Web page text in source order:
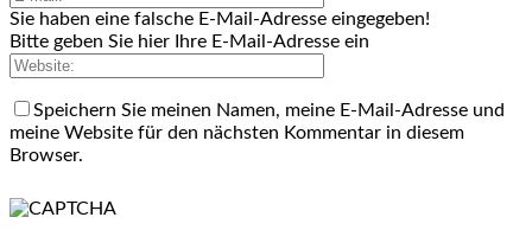
Sie haben eine falsche E-Mail-Adresse eingegeben!
Bitte geben Sie hier Ihre E-Mail-Adresse ein
Speichern Sie meinen Namen, meine E-Mail-Adresse und
meine Website für den nächsten Kommentar in diesem
Browser.